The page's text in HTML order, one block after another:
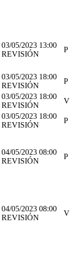
03/05/2023 13:00
REVISIÓN
P
03/05/2023 18:00
REVISIÓN
P
03/05/2023 18:00
REVISIÓN
V
03/05/2023 18:00
REVISIÓN
P
04/05/2023 08:00
REVISIÓN
P
04/05/2023 08:00
REVISIÓN
V